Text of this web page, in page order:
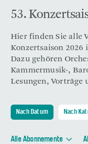
53.
Hier finden Sie alle
Konzertsaison
Dazu gehören
Kammermusik-,
Lesungen, Vorträge
Nach Datum Nach
Alle Abonnemente